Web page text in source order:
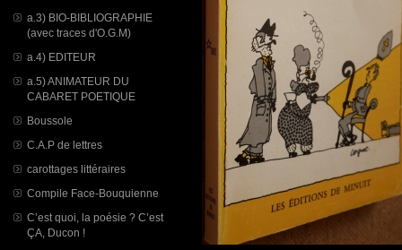
a.3) BIO-BIBLIOGRAPHIE
(avec traces d'O.G.M)
a.4) EDITEUR
a.5) ANIMATEUR DU
CABARET POETIQUE
Boussole
C.A.P de lettres
carottages littéraires
Compile Face-Bouquienne
C’est quoi, la poésie ? C’est
ÇA, Ducon !